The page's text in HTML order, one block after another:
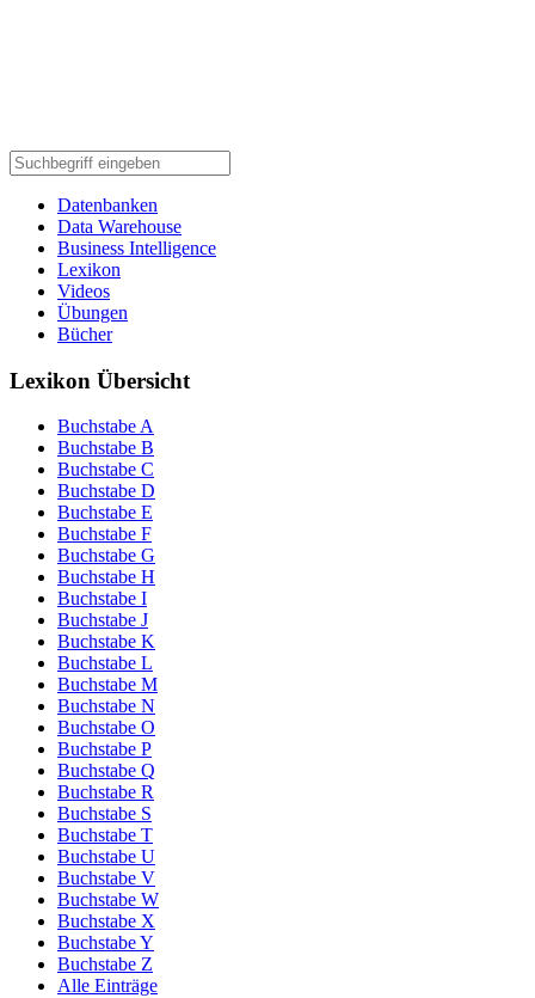
Datenbanken
Data Warehouse
Business Intelligence
Lexikon
Videos
Übungen
Bücher
Lexikon Übersicht
Buchstabe A
Buchstabe B
Buchstabe C
Buchstabe D
Buchstabe E
Buchstabe F
Buchstabe G
Buchstabe H
Buchstabe I
Buchstabe J
Buchstabe K
Buchstabe L
Buchstabe M
Buchstabe N
Buchstabe O
Buchstabe P
Buchstabe Q
Buchstabe R
Buchstabe S
Buchstabe T
Buchstabe U
Buchstabe V
Buchstabe W
Buchstabe X
Buchstabe Y
Buchstabe Z
Alle Einträge